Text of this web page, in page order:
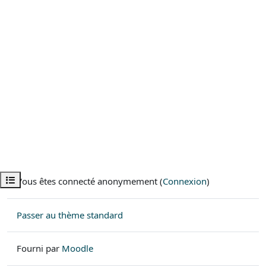
Ouvrir l’index du cours
Vous êtes connecté anonymement (Connexion)
Passer au thème standard
Fourni par Moodle